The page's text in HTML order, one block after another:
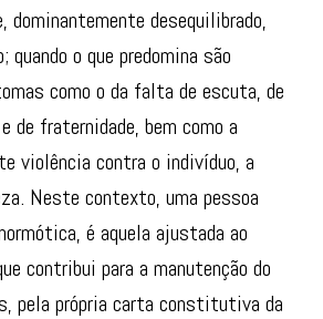
dominantemente desequilibrado,
quando o que predomina são
como o da falta de escuta, de
de fraternidade, bem como a
violência contra o indivíduo, a
Neste contexto, uma pessoa
é aquela ajustada ao
contribui para a manutenção do
pela própria carta constitutiva da